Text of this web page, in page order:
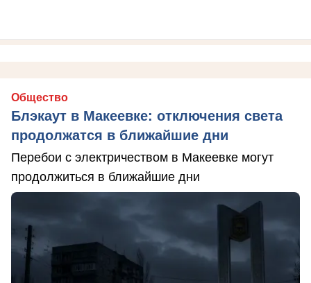
Общество
Блэкаут в Макеевке: отключения света
продолжатся в ближайшие дни
Перебои с электричеством в Макеевке могут
продолжиться в ближайшие дни